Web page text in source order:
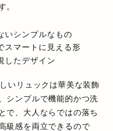
。
いシンプルなもの
スマートに見える形
したデザイン
いリュックは華美な装飾
シンプルで機能的かつ洗
で、大人ならではの落ち
級感を両立できるので